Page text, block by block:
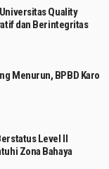
Quality
dan Berintegritas
Menurun, BPBD Karo
Level II
Zona Bahaya